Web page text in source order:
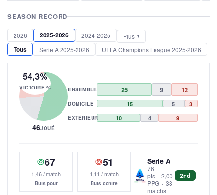
SEASON RECORD
2026 2025-2026 2024-2025 Plus
Tous Serie A 2025-2026 UEFA Champions League 2025-2026
54,3%
VICTOIRE %
46JOUÉ
ENSEMBLE 25 9 12
DOMICILE 15 5 3
EXTÉRIEUR 10 4 9
67
1,46 / match
Buts pour
51
1,11 / match
Buts contre
Serie A
76
pts · 2,00
PPG · 38
matchs
2nd